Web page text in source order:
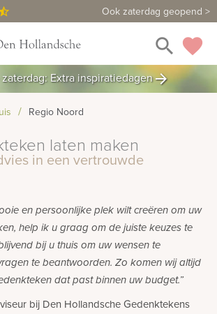
Ook zaterdag geopend >
Maak een vrijblijvende afspraak
favorite
Mijn
search
Winkels Contact
Extra inspiratiedagenarrow_forward
Regio Noord
laten maken
in een vertrouwde
en persoonlijke plek wilt creëren om uw
help ik u graag om de juiste keuzes te
bij u thuis om uw wensen te
te beantwoorden. Zo komen wij altijd
dat past binnen uw budget.”
bij Den Hollandsche Gedenktekens